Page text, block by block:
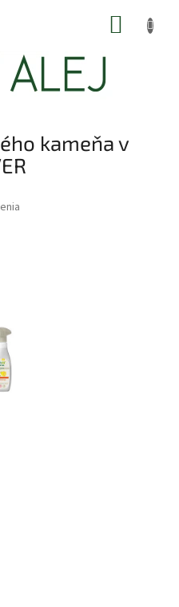
kameňa v